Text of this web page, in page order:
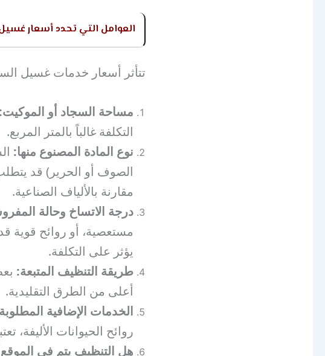
العوامل التي تحدد أسعار
تتأثر أسعار خدمات غسيل
مساحة السجاد أو الموكيت:
التكلفة غالباً بالمتر المربع.
نوع المادة المصنوع منها:
الصوف أو الحرير) قد
مقارنة بالألياف الصناعية.
درجة الاتساخ وحالة
مستعصية، أو روائح قوية
يؤثر على التكلفة.
طريقة التنظيف المتبعة:
أعلى من الطرق التقليدية.
الخدمات الإضافية
روائح الحيوانات الأليفة،
هل التنظيف يتم في